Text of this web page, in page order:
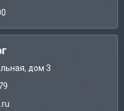
дом 3